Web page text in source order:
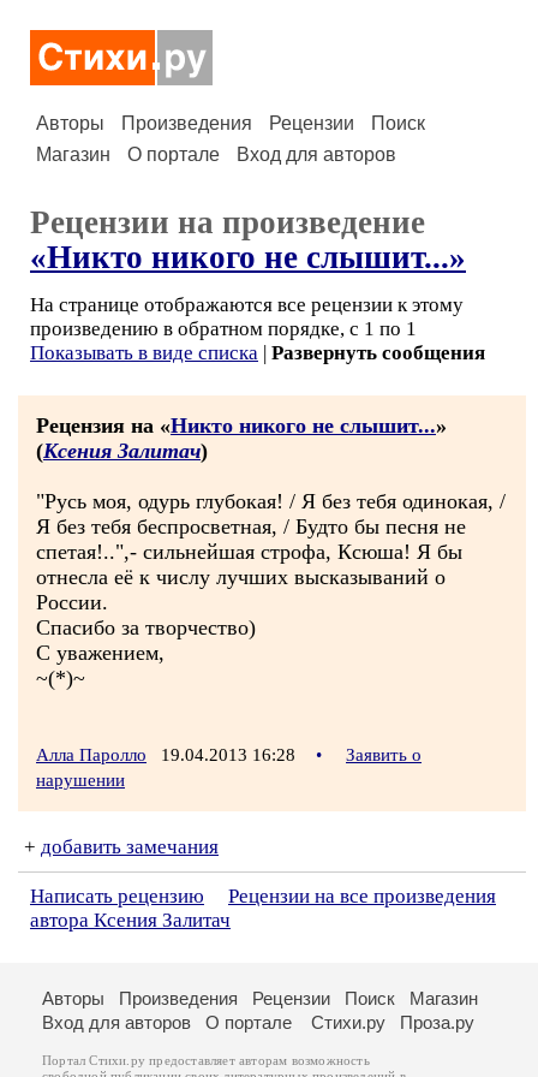
Авторы Произведения Рецензии
Поиск
Магазин
О портале Вход для авторов
Рецензии на произведение
«Никто никого не слышит...»
На странице отображаются все рецензии к этому
произведению в обратном порядке, с 1 по 1
Показывать в виде списка | Развернуть сообщения
Рецензия на «Никто никого не слышит...»
(Ксения Залитач)
"Русь моя, одурь глубокая! / Я без тебя одинокая, /
Я без тебя беспросветная, / Будто бы песня не
спетая!..",- сильнейшая строфа, Ксюша! Я бы
отнесла её к числу лучших высказываний о
России.
Спасибо за творчество)
С уважением,
~(*)~
Алла Паролло 19.04.2013 16:28 •
Заявить о
нарушении
+ добавить замечания
Написать рецензию
Рецензии на все произведения
автора Ксения Залитач
Авторы Произведения Рецензии Поиск
Магазин
Вход для авторов
О портале Стихи.ру Проза.ру
Портал Стихи.ру предоставляет авторам возможность